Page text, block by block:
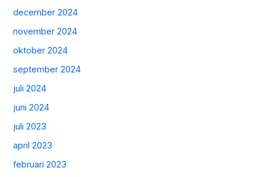
december 2024
november 2024
oktober 2024
september 2024
juli 2024
juni 2024
juli 2023
april 2023
februari 2023